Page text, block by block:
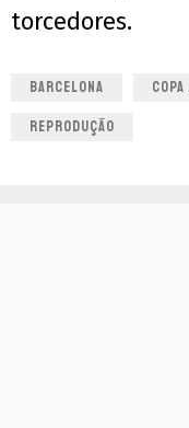
torcedores.
BARCELONA COPA
REPRODUÇÃO